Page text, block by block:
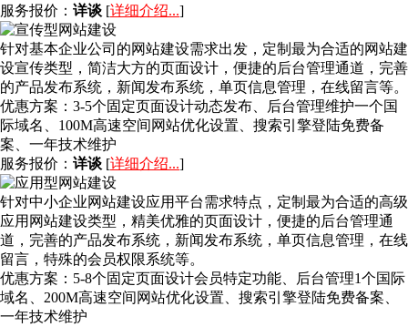
服务报价： 详谈 [详细介绍...]
针对基本企业公司的网站建设需求出发，定制最为合适的网站建
设宣传类型，简洁大方的页面设计，便捷的后台管理通道，完善
的产品发布系统，新闻发布系统，单页信息管理，在线留言等。
优惠方案： 3-5个固定页面设计动态发布、后台管理维护一个国
际域名、100M高速空间网站优化设置、搜索引擎登陆免费备
案、一年技术维护
服务报价： 详谈 [详细介绍...]
针对中小企业网站建设应用平台需求特点，定制最为合适的高级
应用网站建设类型，精美优雅的页面设计，便捷的后台管理通
道，完善的产品发布系统，新闻发布系统，单页信息管理，在线
留言，特殊的会员权限系统等。
优惠方案： 5-8个固定页面设计会员特定功能、后台管理1个国际
域名、200M高速空间网站优化设置、搜索引擎登陆免费备案、
一年技术维护